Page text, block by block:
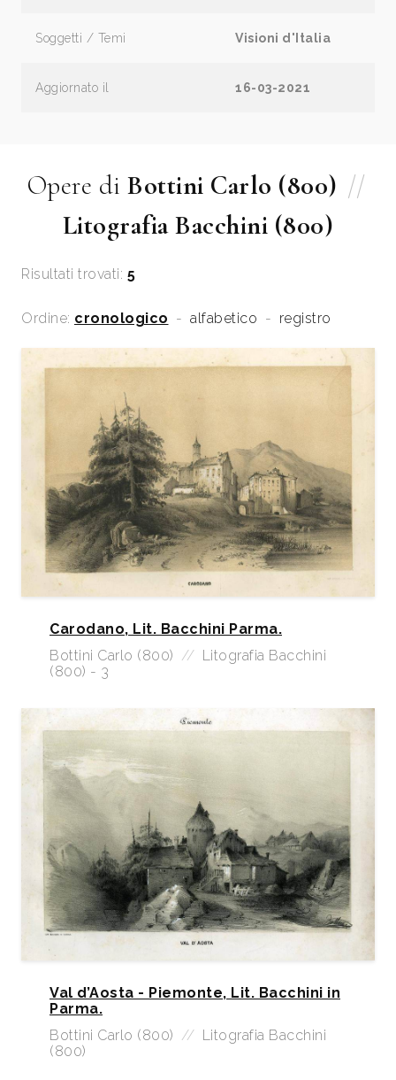
Soggetti / Temi Visioni d'Italia
Aggiornato il 16-03-2021
Opere diBottini Carlo (800) //
Litografia Bacchini (800)
Risultati trovati: 5
Ordine: cronologico - alfabetico - registro
Carodano, Lit. Bacchini Parma.
Bottini Carlo (800) // Litografia Bacchini
(800) - 3
Val d’Aosta - Piemonte, Lit. Bacchini in
Parma.
Bottini Carlo (800) // Litografia Bacchini
(800)